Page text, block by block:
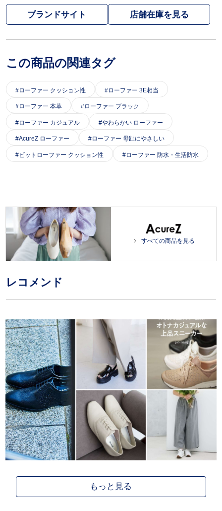
ブランドサイト
この商品の関連タグ
ローファー クッション性 ローファー 3E相当
ローファー 本革 ローファー ブラック
ローファー カジュアル やわらかい ローファー
AcureZ ローファー ローファー 母趾にやさしい
ビットローファー クッション性 ローファー 防水・生活防水
すべての商品を見る
レコメンド